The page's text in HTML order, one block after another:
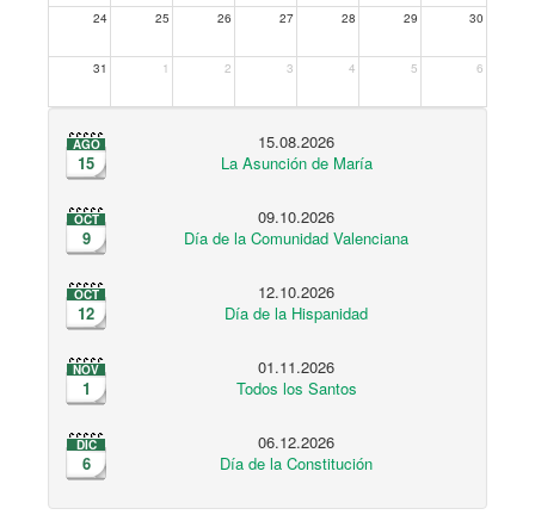
24 25 26 27 28 29 30
31 1 2 3 4 5 6
AGO
15
15.08.2026
La Asunción de María
OCT
9
09.10.2026
Día de la Comunidad Valenciana
OCT
12
12.10.2026
Día de la Hispanidad
NOV
1
01.11.2026
Todos los Santos
DIC
6
06.12.2026
Día de la Constitución